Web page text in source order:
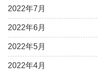
2022年7月
2022年6月
2022年5月
2022年4月